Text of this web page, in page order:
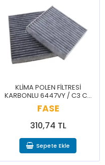
KLİMA POLEN FİLTRESİ
KARBONLU 6447VY / C3 C4
CACTUS DS5 2008 207 208
FASE
310,74 TL
Sepete Ekle